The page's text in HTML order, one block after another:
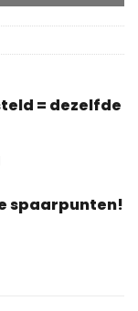
= dezelfde
spaarpunten!